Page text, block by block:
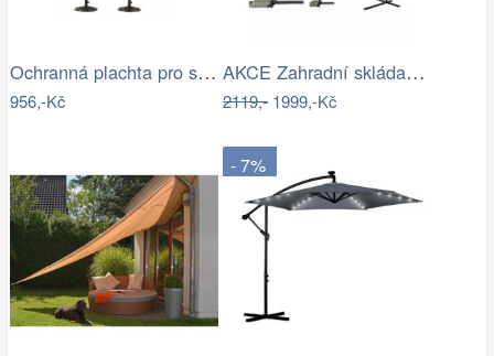
Ochranná plachta pro slunečníky - GD
956,-Kč
AKCE Zahradní skládací slunečník LEVI…
2119,-1999,-Kč
- 7%